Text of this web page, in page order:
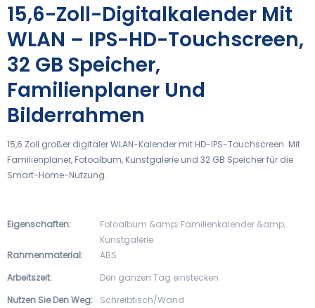
15,6-Zoll-Digitalkalender Mit
WLAN – IPS-HD-Touchscreen,
32 GB Speicher,
Familienplaner Und
Bilderrahmen
15,6 Zoll großer digitaler WLAN-Kalender mit HD-IPS-Touchscreen. Mit
Familienplaner, Fotoalbum, Kunstgalerie und 32 GB Speicher für die
Smart-Home-Nutzung.
Eigenschaften:
Fotoalbum &amp; Familienkalender &amp;
Kunstgalerie
Rahmenmaterial:
ABS
Arbeitszeit:
Den ganzen Tag einstecken
Nutzen Sie Den Weg:
Schreibtisch/Wand